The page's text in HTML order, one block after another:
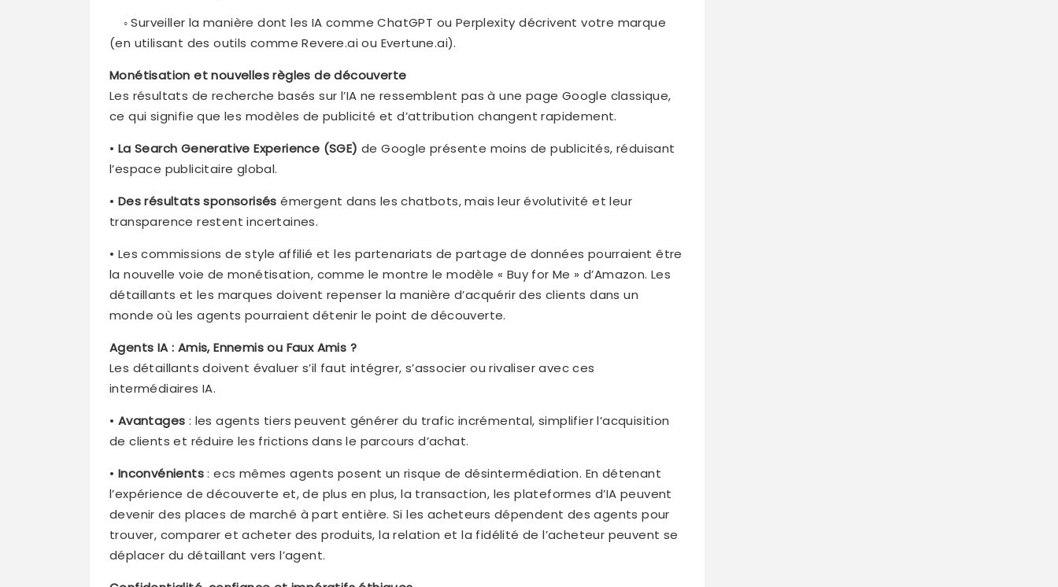
◦ Surveiller la manière dont les IA comme ChatGPT ou Perplexity décrivent votre marque
(en utilisant des outils comme Revere.ai ou Evertune.ai).
Monétisation et nouvelles règles de découverte
Les résultats de recherche basés sur l’IA ne ressemblent pas à une page Google classique,
ce qui signifie que les modèles de publicité et d’attribution changent rapidement.
• La Search Generative Experience (SGE) de Google présente moins de publicités, réduisant
l’espace publicitaire global.
• Des résultats sponsorisésémergent dans les chatbots, mais leur évolutivité et leur
transparence restent incertaines.
• Les commissions de style affilié et les partenariats de partage de données pourraient être
la nouvelle voie de monétisation, comme le montre le modèle « Buy for Me » d’Amazon. Les
détaillants et les marques doivent repenser la manière d’acquérir des clients dans un
monde où les agents pourraient détenir le point de découverte.
Agents IA : Amis, Ennemis ou Faux Amis ?
Les détaillants doivent évaluer s’il faut intégrer, s’associer ou rivaliser avec ces
intermédiaires IA.
• Avantages : les agents tiers peuvent générer du trafic incrémental, simplifier l’acquisition
de clients et réduire les frictions dans le parcours d’achat.
• Inconvénients: ecs mêmes agents posent un risque de désintermédiation. En détenant
l’expérience de découverte et, de plus en plus, la transaction, les plateformes d’IA peuvent
devenir des places de marché à part entière. Si les acheteurs dépendent des agents pour
trouver, comparer et acheter des produits, la relation et la fidélité de l’acheteur peuvent se
déplacer du détaillant vers l’agent.